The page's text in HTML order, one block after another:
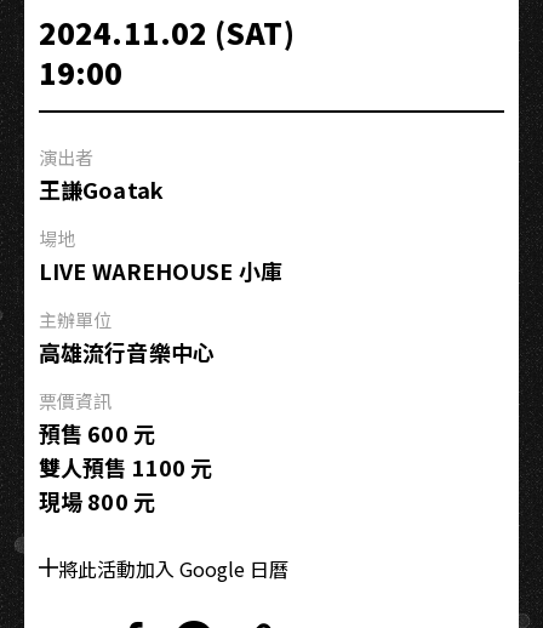
青
哥
《我
可
小
迴
－
高
雄
2024.11.02 (SAT)
19:00
演出者
王謙Goatak
場地
LIVE WAREHOUSE 小庫
主辦單位
高雄流行音樂中心
票價資訊
預售 600 元
雙人預售 1100 元
現場 800 元
將此活動加入 Google 日曆